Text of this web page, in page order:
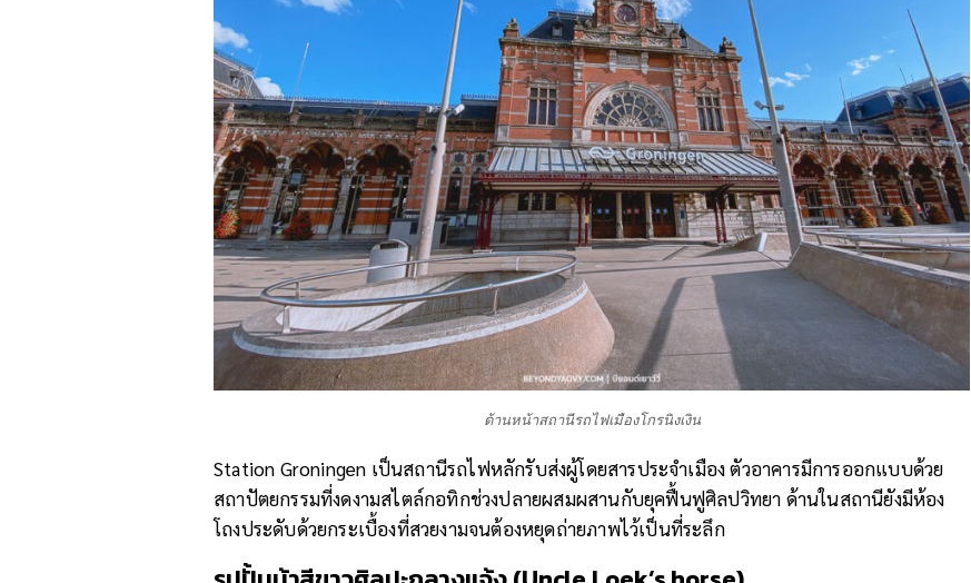
ด้านหน้าสถานีรถไฟเมืองโกรนิงเงิน
Station Groningen เป็นสถานีรถไฟหลักรับส่งผู้โดยสารประจำเมือง ตัวอาคารมีการออกแบบด้วย
สถาปัตยกรรมที่งดงามสไตล์กอทิกช่วงปลายผสมผสานกับยุคฟื้นฟูศิลปวิทยา ด้านในสถานียังมีห้อง
โถงประดับด้วยกระเบื้องที่สวยงามจนต้องหยุดถ่ายภาพไว้เป็นที่ระลึก